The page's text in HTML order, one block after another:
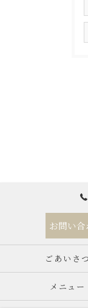
お問い
ごあいさつ
メニュー